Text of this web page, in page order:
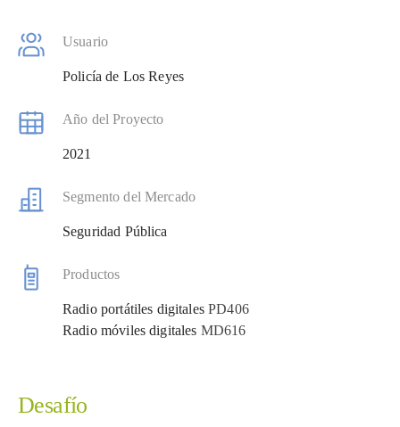
Usuario
Policía de Los Reyes
Año del Proyecto
2021
Segmento del Mercado
Seguridad Pública
Productos
Radio portátiles digitalesPD406
Radio móviles digitales MD616
Desafío